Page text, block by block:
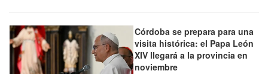
Córdoba se prepara para una
visita histórica: el Papa León
XIV llegará a la provincia en
noviembre